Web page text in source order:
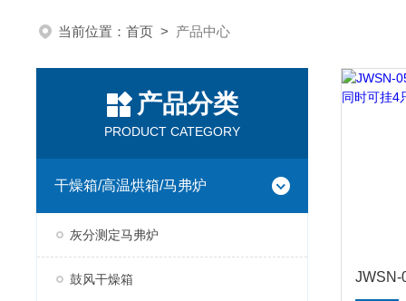
当前位置： 首页 > 产品中心
产品分类
PRODUCT CATEGORY
干燥箱/高温烘箱/马弗炉
灰分测定马弗炉
鼓风干燥箱